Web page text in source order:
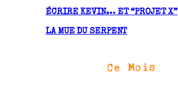
ÉCRIRE KEVIN… ET “PROJET X”
LA MUE DU SERPENT
Ce Mois